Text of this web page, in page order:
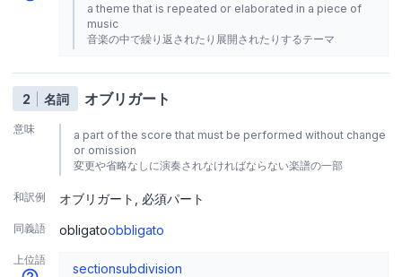
a theme that is repeated or elaborated in a piece of
music
音楽の中で繰り返されたり展開されたりするテーマ
2 名詞 オブリガート
意味
a part of the score that must be performed without change
or omission
変更や省略なしに演奏されなければならない楽譜の一部
和訳例 オブリガート 必須パート
同義語 obligatoobbligato
上位語
sectionsubdivision